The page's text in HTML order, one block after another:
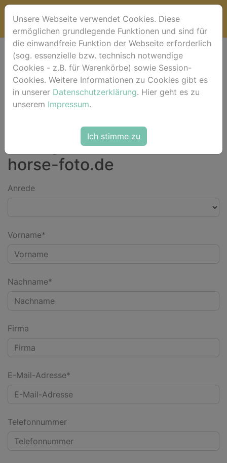
Bitte Kontaktdaten eintragen und auf [absenden]
klicken.
*) Felder mit einem Stern dürfen nicht leer bleiben. **) Wir bitten um
Anfrage an das Team von
horse-foto.de
Anrede
Vorname*
Nachname*
Firma
E-Mail-Adresse*
Telefonnummer
Unsere Webseite verwendet Cookies. Diese
ermöglichen grundlegende Funktionen und sind für
die einwandfreie Funktion der Webseite erforderlich
(sog. essenzielle bzw. technisch notwendige
Cookies - z.B. für Warenkörbe) sowie Session-
Cookies. Weitere Informationen zu Cookies gibt es
in unserer Datenschutzerklärung. Hier geht es zu
unserem Impressum.
Ich stimme zu